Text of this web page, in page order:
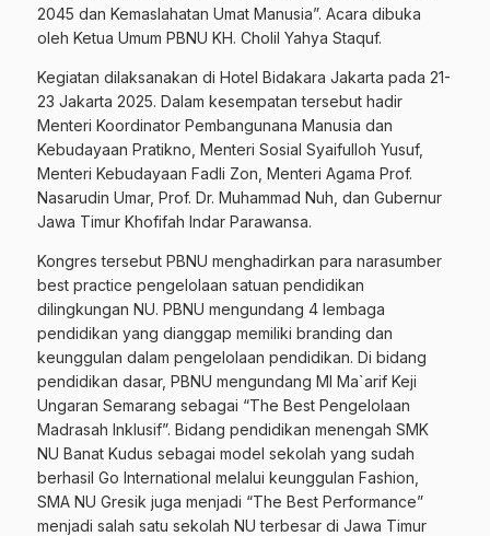
2045 dan Kemaslahatan Umat Manusia”. Acara dibuka
oleh Ketua Umum PBNU KH. Cholil Yahya Staquf.
Kegiatan dilaksanakan di Hotel Bidakara Jakarta pada 21-
23 Jakarta 2025. Dalam kesempatan tersebut hadir
Menteri Koordinator Pembangunana Manusia dan
Kebudayaan Pratikno, Menteri Sosial Syaifulloh Yusuf,
Menteri Kebudayaan Fadli Zon, Menteri Agama Prof.
Nasarudin Umar, Prof. Dr. Muhammad Nuh, dan Gubernur
Jawa Timur Khofifah Indar Parawansa.
Kongres tersebut PBNU menghadirkan para narasumber
best practice pengelolaan satuan pendidikan
dilingkungan NU. PBNU mengundang 4 lembaga
pendidikan yang dianggap memiliki branding dan
keunggulan dalam pengelolaan pendidikan. Di bidang
pendidikan dasar, PBNU mengundang MI Ma`arif Keji
Ungaran Semarang sebagai “The Best Pengelolaan
Madrasah Inklusif”. Bidang pendidikan menengah SMK
NU Banat Kudus sebagai model sekolah yang sudah
berhasil Go International melalui keunggulan Fashion,
SMA NU Gresik juga menjadi “The Best Performance”
menjadi salah satu sekolah NU terbesar di Jawa Timur